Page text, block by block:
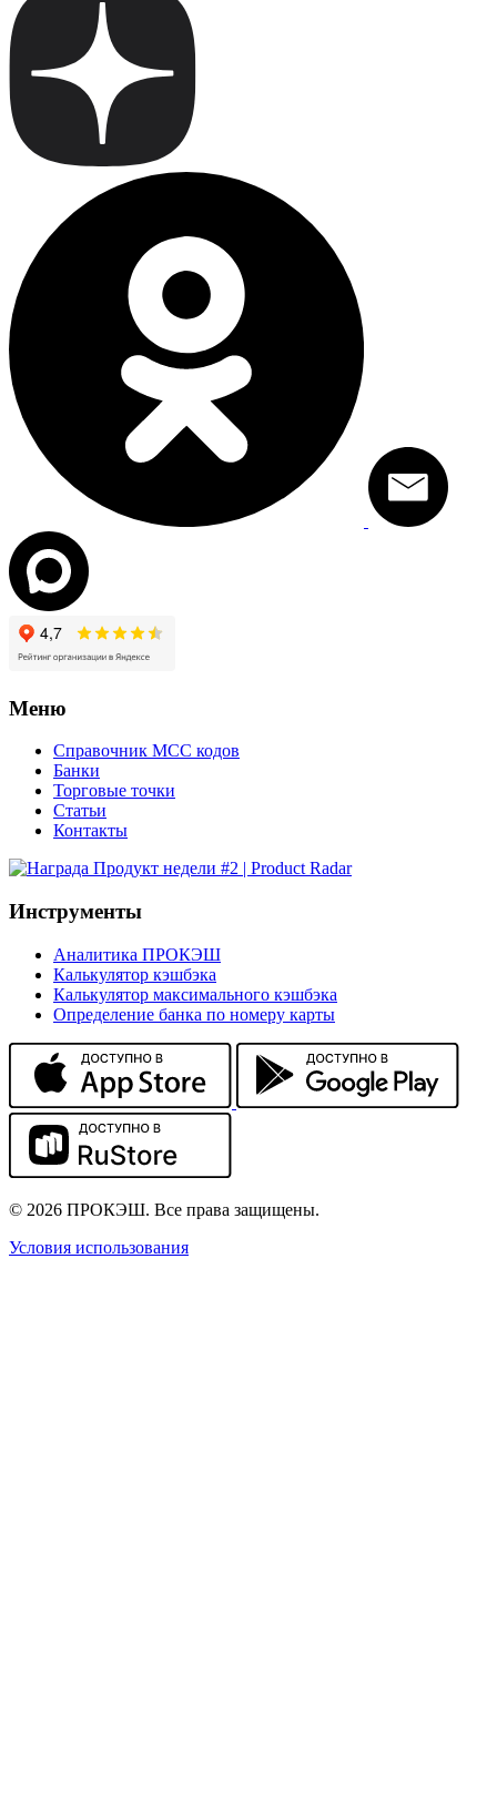
Меню
Справочник MCC кодов
Банки
Торговые точки
Статьи
Контакты
Инструменты
Аналитика ПРОКЭШ
Калькулятор кэшбэка
Калькулятор максимального кэшбэка
Определение банка по номеру карты
© 2026 ПРОКЭШ. Все права защищены.
Условия использования